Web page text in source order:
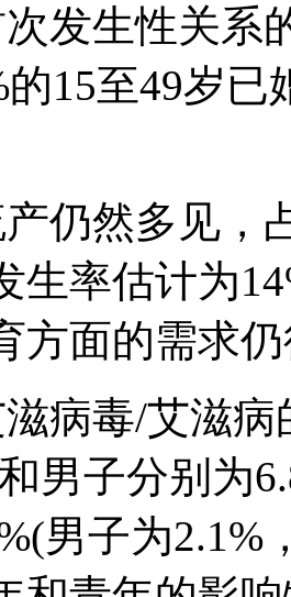
次发生性关系
的15至49岁
产仍然多见，
生率估计为
方面的需求
病毒/艾滋病
男子分别为
男子为2.1%